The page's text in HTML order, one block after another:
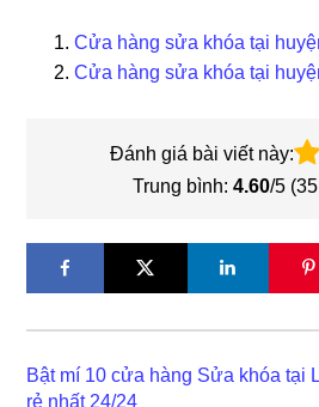
Cửa hàng sửa khóa tại
Cửa hàng sửa khóa tại
Đánh giá bài viết này:
Trung bình: 4.60/5 (35
Bật mí 10 cửa hàng Sửa khóa tại
rẻ nhất 24/24